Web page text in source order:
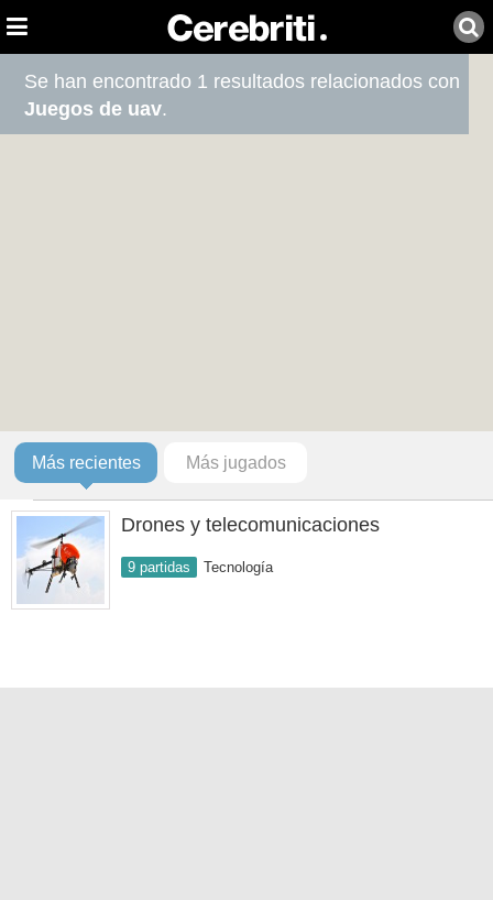
Se han encontrado 1 resultados relacionados con
Juegos de uav.
Más recientes Más jugados
Drones y telecomunicaciones
9 partidas Tecnología